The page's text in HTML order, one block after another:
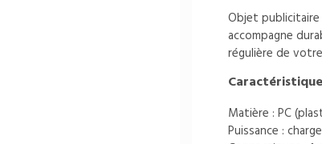
Objet publicitaire
accompagne
régulière de
Matière : PC
Puissance :